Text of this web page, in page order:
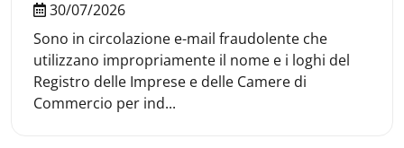
30/07/2026
Sono in circolazione e-mail fraudolente che
utilizzano impropriamente il nome e i loghi del
Registro delle Imprese e delle Camere di
Commercio per ind...